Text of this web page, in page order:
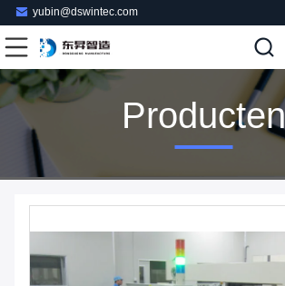
yubin@dswintec.com
Producten